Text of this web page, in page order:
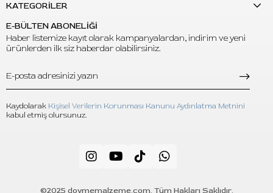
KATEGORİLER
E-BÜLTEN ABONELİĞİ
Haber listemize kayıt olarak kampanyalardan, indirim ve yeni
ürünlerden ilk siz haberdar olabilirsiniz.
Kaydolarak Kişisel Verilerin Korunması Kanunu Aydınlatma Metnini
kabul etmiş olursunuz.
©2025 dovmemalzeme.com. Tüm Hakları Saklıdır.